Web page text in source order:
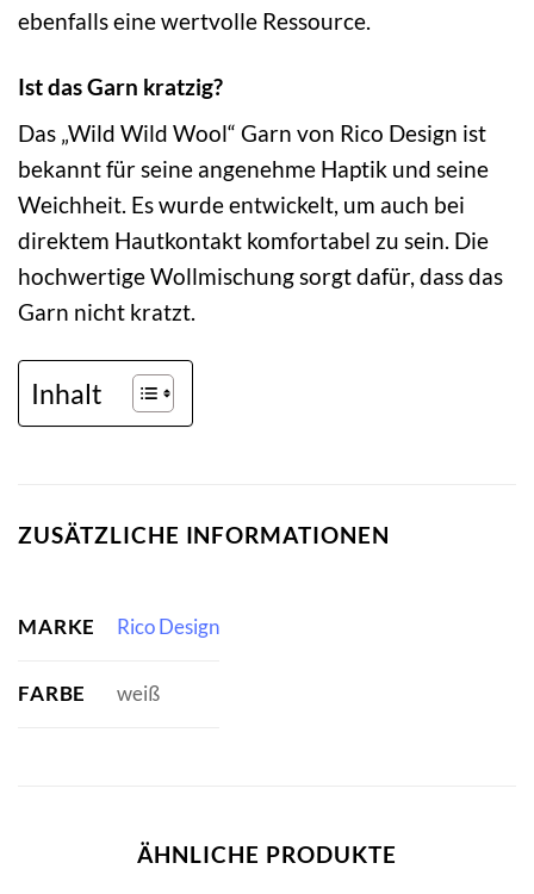
ebenfalls eine wertvolle Ressource.
Ist das Garn kratzig?
Das „Wild Wild Wool“ Garn von Rico Design ist
bekannt für seine angenehme Haptik und seine
Weichheit. Es wurde entwickelt, um auch bei
direktem Hautkontakt komfortabel zu sein. Die
hochwertige Wollmischung sorgt dafür, dass das
Garn nicht kratzt.
Inhalt
ZUSÄTZLICHE INFORMATIONEN
MARKE Rico Design
FARBE weiß
ÄHNLICHE PRODUKTE